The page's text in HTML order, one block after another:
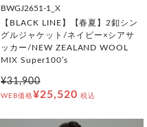
BWGJ2651-1_X
【BLACK LINE】【春夏】2釦シン
グルジャケット/ネイビー×シアサ
ッカー/NEW ZEALAND WOOL
MIX Super100’s
¥31,900
WEB価格¥25,520 税込